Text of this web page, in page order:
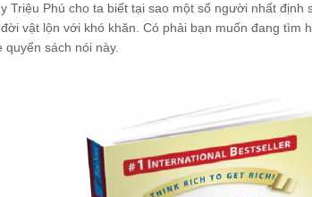
Triệu Phú cho ta biết tại sao một số người nhất định
vật lộn với khó khăn. Có phải bạn muốn đang tìm
quyển sách nói này.